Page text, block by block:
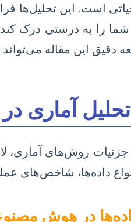
است. این تحلیل‌ها
شما را به درستی درک
دقیق این مقاله
روش‌های آماری،
داده‌ها، شاخص‌های